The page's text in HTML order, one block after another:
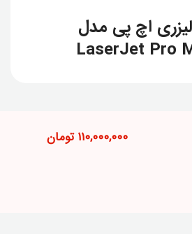
لیزری اچ پی مدل
LaserJet Pro
۱۱۰,۰۰۰,۰۰۰ تومان